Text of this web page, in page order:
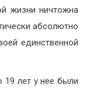
жизни ничтожна
абсолютно
единственной
19 лет у нее были